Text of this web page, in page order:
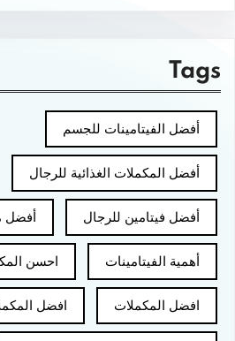
Tags
أفضل الفيتامينات للجسم
أفضل المكملات الغذائية للرجال
أفضل فيتامين للرجال أفضل
أهمية الفيتامينات احسن
افضل المكملات افضل